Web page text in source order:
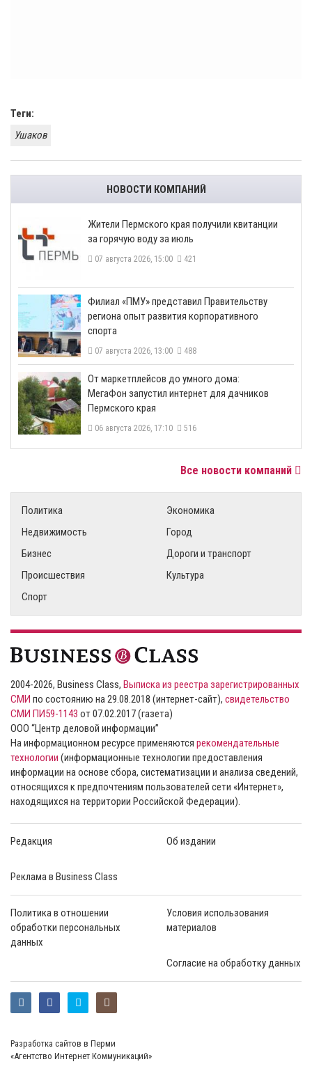
Теги:
Ушаков
НОВОСТИ КОМПАНИЙ
​Жители Пермского края получили квитанции
за горячую воду за июль
07 августа 2026, 15:00 421
​Филиал «ПМУ» представил Правительству
региона опыт развития корпоративного
спорта
07 августа 2026, 13:00 488
От маркетплейсов до умного дома:
МегаФон запустил интернет для дачников
Пермского края
06 августа 2026, 17:10 516
Все новости компаний
Политика
Экономика
Недвижимость
Город
Бизнес
Дороги и транспорт
Происшествия
Культура
Спорт
2004-2026, Business Class, Выписка из реестра зарегистрированных
СМИ по состоянию на 29.08.2018 (интернет-сайт), свидетельство
СМИ ПИ59-1143 от 07.02.2017 (газета)
ООО “Центр деловой информации”
На информационном ресурсе применяются рекомендательные
технологии (информационные технологии предоставления
информации на основе сбора, систематизации и анализа сведений,
относящихся к предпочтениям пользователей сети «Интернет»,
находящихся на территории Российской Федерации).
Редакция Об издании
Реклама в Business Class
Политика в отношении
обработки персональных
данных
Условия использования
материалов
Согласие на обработку данных
Разработка сайтов в Перми
«Агентство Интернет Коммуникаций»